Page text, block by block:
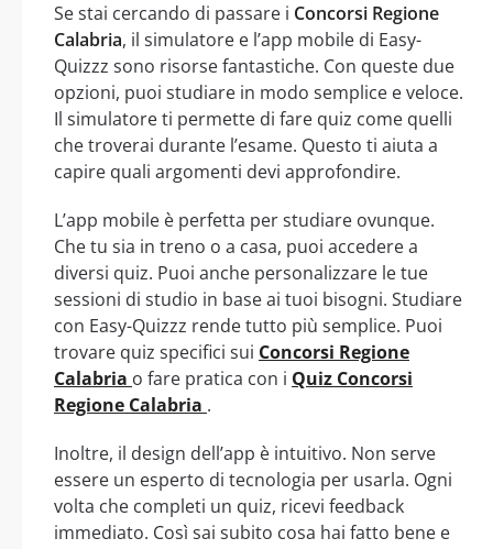
Se stai cercando di passare i Concorsi Regione
Calabria, il simulatore e l’app mobile di Easy-
Quizzz sono risorse fantastiche. Con queste due
opzioni, puoi studiare in modo semplice e veloce.
Il simulatore ti permette di fare quiz come quelli
che troverai durante l’esame. Questo ti aiuta a
capire quali argomenti devi approfondire.
L’app mobile è perfetta per studiare ovunque.
Che tu sia in treno o a casa, puoi accedere a
diversi quiz. Puoi anche personalizzare le tue
sessioni di studio in base ai tuoi bisogni. Studiare
con Easy-Quizzz rende tutto più semplice. Puoi
trovare quiz specifici sui Concorsi Regione
Calabria o fare pratica con i Quiz Concorsi
Regione Calabria .
Inoltre, il design dell’app è intuitivo. Non serve
essere un esperto di tecnologia per usarla. Ogni
volta che completi un quiz, ricevi feedback
immediato. Così sai subito cosa hai fatto bene e